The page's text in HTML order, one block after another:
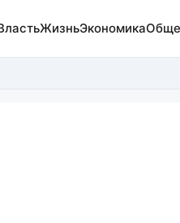
ЖизньЭкономика